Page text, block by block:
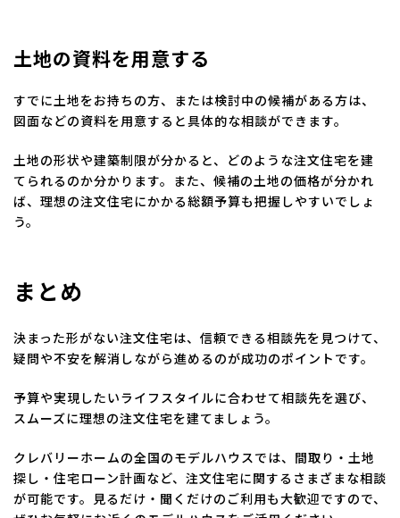
土地の資料を用意する
すでに土地をお持ちの方、または検討中の候補がある方は、
図面などの資料を用意すると具体的な相談ができます。
土地の形状や建築制限が分かると、どのような注文住宅を建
てられるのか分かります。また、候補の土地の価格が分かれ
ば、理想の注文住宅にかかる総額予算も把握しやすいでしょ
う。
まとめ
決まった形がない注文住宅は、信頼できる相談先を見つけて、
疑問や不安を解消しながら進めるのが成功のポイントです。
予算や実現したいライフスタイルに合わせて相談先を選び、
スムーズに理想の注文住宅を建てましょう。
クレバリーホームの全国のモデルハウスでは、間取り・土地
探し・住宅ローン計画など、注文住宅に関するさまざまな相談
が可能です。見るだけ・聞くだけのご利用も大歓迎ですので、